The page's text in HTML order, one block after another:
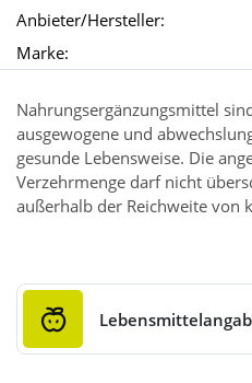
Anbieter/Hersteller:
Marke:
Nahrungsergänzungsmittel
ausgewogene und
gesunde Lebensweise. Die
Verzehrmenge darf nicht
außerhalb der Reichweite von